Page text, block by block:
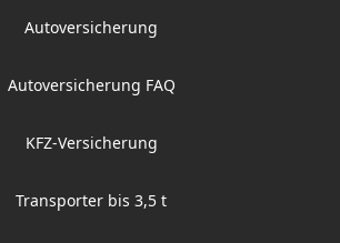
Autoversicherung
Autoversicherung FAQ
KFZ-Versicherung
Transporter bis 3,5 t